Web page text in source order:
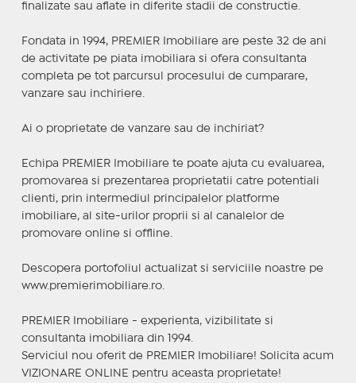
finalizate sau aflate in diferite stadii de constructie.
Fondata in 1994, PREMIER Imobiliare are peste 32 de ani
de activitate pe piata imobiliara si ofera consultanta
completa pe tot parcursul procesului de cumparare,
vanzare sau inchiriere.
Ai o proprietate de vanzare sau de inchiriat?
Echipa PREMIER Imobiliare te poate ajuta cu evaluarea,
promovarea si prezentarea proprietatii catre potentiali
clienti, prin intermediul principalelor platforme
imobiliare, al site-urilor proprii si al canalelor de
promovare online si offline.
Descopera portofoliul actualizat si serviciile noastre pe
www.premierimobiliare.ro.
PREMIER Imobiliare - experienta, vizibilitate si
consultanta imobiliara din 1994.
Serviciul nou oferit de PREMIER Imobiliare! Solicita acum
VIZIONARE ONLINE pentru aceasta proprietate!